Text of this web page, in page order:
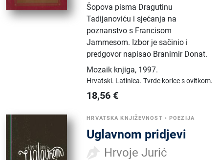
Šopova pisma Dragutinu
Tadijanoviću i sjećanja na
poznanstvo s Francisom
Jammesom. Izbor je sačinio i
predgovor napisao Branimir Donat.
Mozaik knjiga, 1997.
Hrvatski. Latinica.Tvrde korice s ovitkom.
18,56 €
HRVATSKA KNJIŽEVNOST •POEZIJA
Uglavnom pridjevi
Hrvoje Jurić